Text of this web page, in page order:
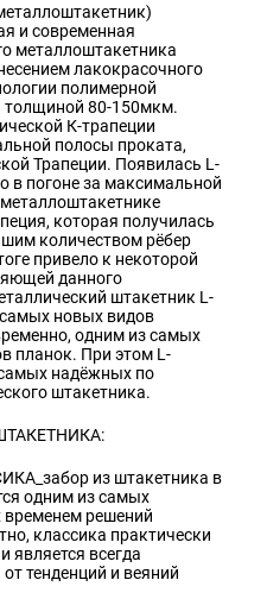
и современная
металлоштакетника
лакокрасочного
полимерной
толщиной 80-150мкм.
К-трапеции
полосы проката,
Трапеции. Появилась L-
в погоне за максимальной
которая получилась
количеством рёбер
привело к некоторой
данного
штакетник L-
новых видов
одним из самых
планок. При этом L-
надёжных по
штакетника.
из штакетника в
одним из самых
временем решений
классика практически
является всегда
тенденций и веяний